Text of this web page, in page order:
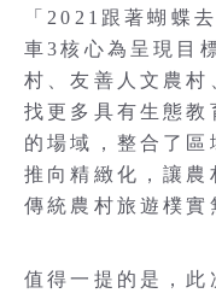
「2021跟著蝴蝶
車3核心為呈現目
村、友善人文農村
找更多具有生態教
的場域，整合了區
推向精緻化，讓農
傳統農村旅遊樸實
值得一提的是，此